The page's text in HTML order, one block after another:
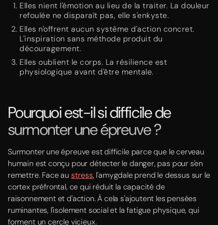
Elles nient l'émotion au lieu de la traiter. La douleur
refoulée ne disparaît pas, elle s'enkyste.
Elles n'offrent aucun système d'action concret.
L'inspiration sans méthode produit du
découragement.
Elles oublient le corps. La résilience est
physiologique avant d'être mentale.
Pourquoi est-il si difficile de
surmonter une épreuve ?
Surmonter une épreuve est difficile parce que le cerveau
humain est conçu pour détecter le danger, pas pour s'en
remettre. Face au stress, l'amygdale prend le dessus sur le
cortex préfrontal, ce qui réduit la capacité de
raisonnement et d'action. À cela s'ajoutent les pensées
ruminantes, l'isolement social et la fatigue physique, qui
forment un cercle vicieux.